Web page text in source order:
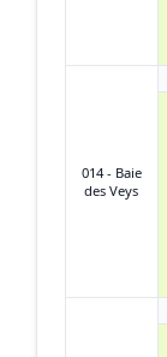
014 - Baie
des Veys